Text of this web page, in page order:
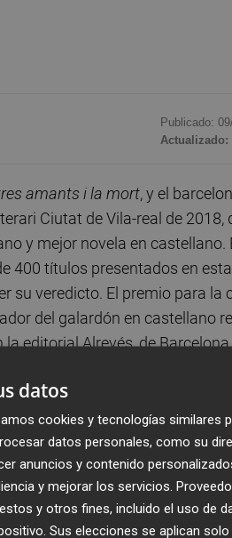
Publicado:
Actualizado:
amants i la mort, y el
Ciutat de Vila-real de 2018,
y mejor novela en castellano.
400 títulos presentados en
su veredicto. El premio para la
del galardón en castellano
editorial Alrevés, de Barcelona.
Andreu Martín, nació
Premio nacional de
de la Semana Negra de
en castellano, Alberto
varios medios, incluyendo la
Clean Cut. Fue editor del
datos
cookies y tecnologías similares
datos personales, como su
anuncios y contenido
y mejorar los servicios.
y otros fines, incluido el uso de
Sus elecciones se aplican